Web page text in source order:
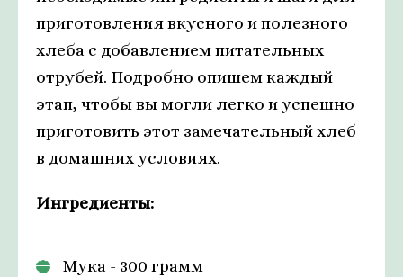
приготовления вкусного и полезного
хлеба с добавлением питательных
отрубей. Подробно опишем каждый
этап, чтобы вы могли легко и успешно
приготовить этот замечательный хлеб
в домашних условиях.
Ингредиенты:
Мука - 300 грамм